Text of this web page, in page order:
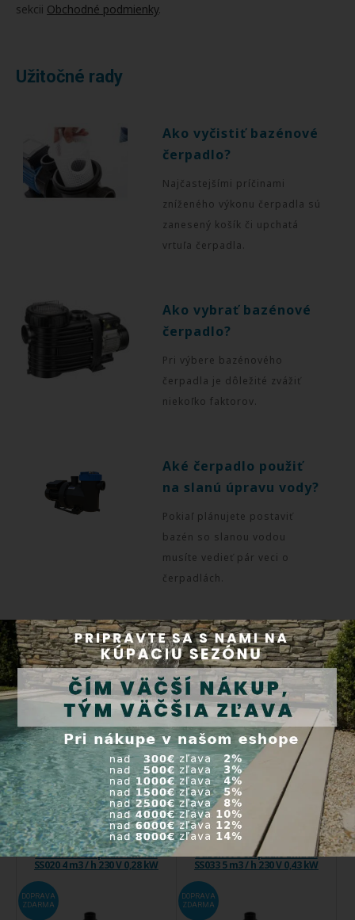
sekcii Obchodné podmienky.
Užitočné rady
Ako vyčistiť bazénové
čerpadlo?
Najčastejšími príčinami
zníženého výkonu čerpadla sú
zanesený košík či upchatá
vrtuľa čerpadla.
Ako vybrať bazénové
čerpadlo?
Pri výbere bazénového
čerpadla je dôležité zvážiť
niekoľko faktorov.
Aké čerpadlo použiť
na slanú úpravu vody?
Pokiaľ plánujete postaviť
bazén so slanou vodou
musíte vedieť pár veci o
čerpadlách.
Čerpadlo bzučí ale
nerozbehne sa?
Návod na to, ako vyriešiť
problém so zaseknutým
čerpadlom.
Súvisiace produkty
Bazénové čerpadlo Emaux
SS020 4 m3 / h 230 V 0,28 kW
DOPRAVA
ZDARMA
Bazénové čerpadlo Emaux
SS033 5 m3 / h 230 V 0,43 kW
DOPRAVA
ZDARMA